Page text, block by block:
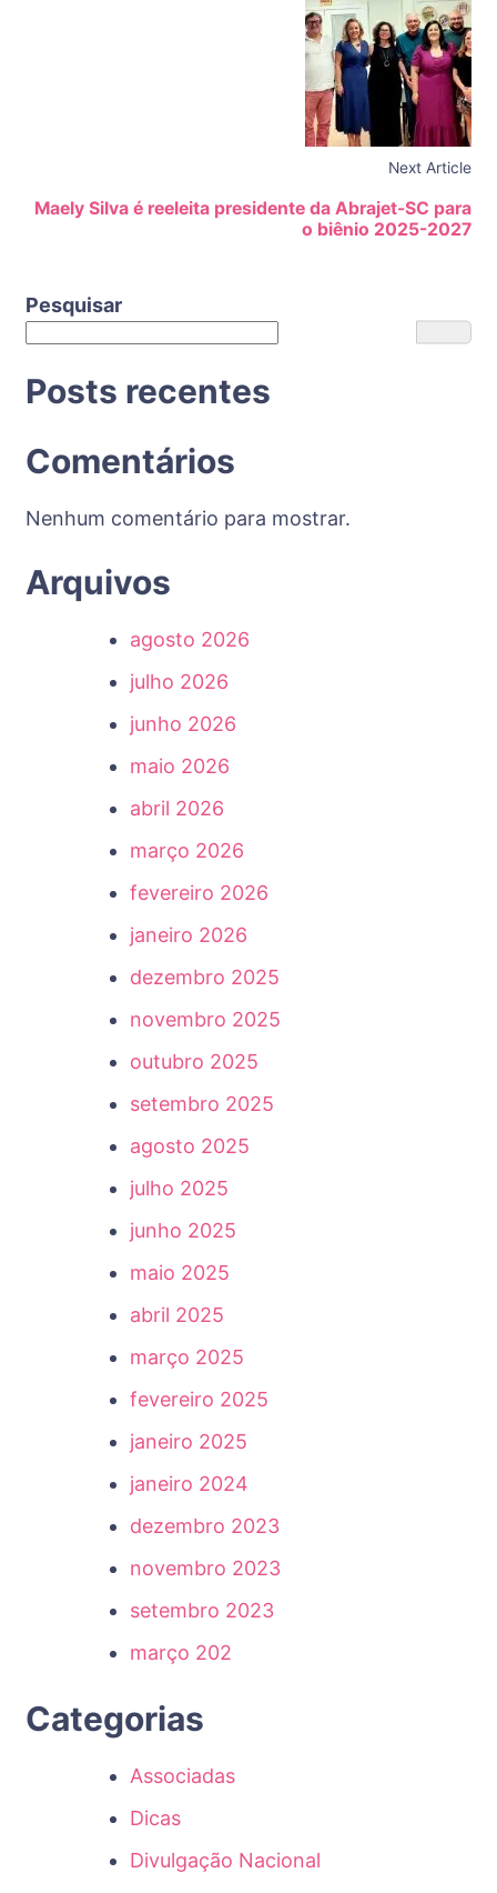
Next Article
Maely Silva é reeleita presidente da Abrajet-SC para
o biênio 2025-2027
Pesquisar
Posts recentes
Comentários
Nenhum comentário para mostrar.
Arquivos
agosto 2026
julho 2026
junho 2026
maio 2026
abril 2026
março 2026
fevereiro 2026
janeiro 2026
dezembro 2025
novembro 2025
outubro 2025
setembro 2025
agosto 2025
julho 2025
junho 2025
maio 2025
abril 2025
março 2025
fevereiro 2025
janeiro 2025
janeiro 2024
dezembro 2023
novembro 2023
setembro 2023
março 202
Categorias
Associadas
Dicas
Divulgação Nacional